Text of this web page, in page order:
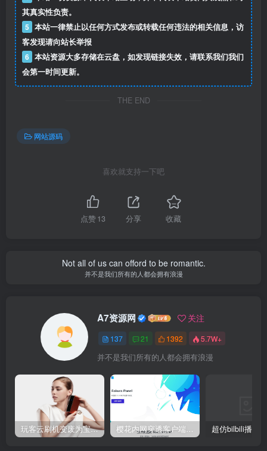
其真实性负责。
5 本站一律禁止以任何方式发布或转载任何违法的相关信息，访
客发现请向站长举报
6 本站资源大多存储在云盘，如发现链接失效，请联系我们我们
会第一时间更新。
THE END
网站源码
喜欢就支持一下吧
点赞13 分享 收藏
Not all of us can offord to be romantic.
并不是我们所有的人都会拥有浪漫
A7资源网 关注
137 21 1392 5.7W+
并不是我们所有的人都会拥有浪漫
玩客云刷机变废为宝 刷Armbian系统/安装宝塔5.9/安装博客Typecho/网盘系统Cloudreve/免费内网穿透 详细教程 樱花内网穿透客户端网站源代码，2020 重制版